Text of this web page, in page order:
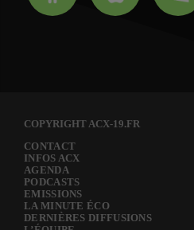
COPYRIGHT ACX-19.FR
CONTACT
INFOS ACX
AGENDA
PODCASTS
EMISSIONS
LA MINUTE ÉCO
DERNIÈRES DIFFUSIONS